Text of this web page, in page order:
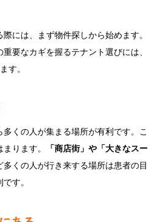
には、まず物件探しから始めます。
要なカギを握るテナント選びには、
す。
くの人が集まる場所が有利です。こ
ります。
「商店街」や「大きなスー
多くの人が行き来する場所は患者の目
す。